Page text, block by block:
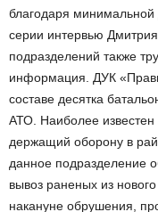
благодаря минимальной
серии интервью
подразделений также
информация. ДУК
составе десятка
АТО. Наиболее
держащий оборону в
данное подразделение
вывоз раненых из
накануне обрушения,